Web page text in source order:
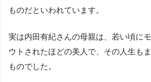
ものだといわれています。
実は内田有紀さんの母親は、若い頃に
ウトされたほどの美人で、その人生も
ものでした。